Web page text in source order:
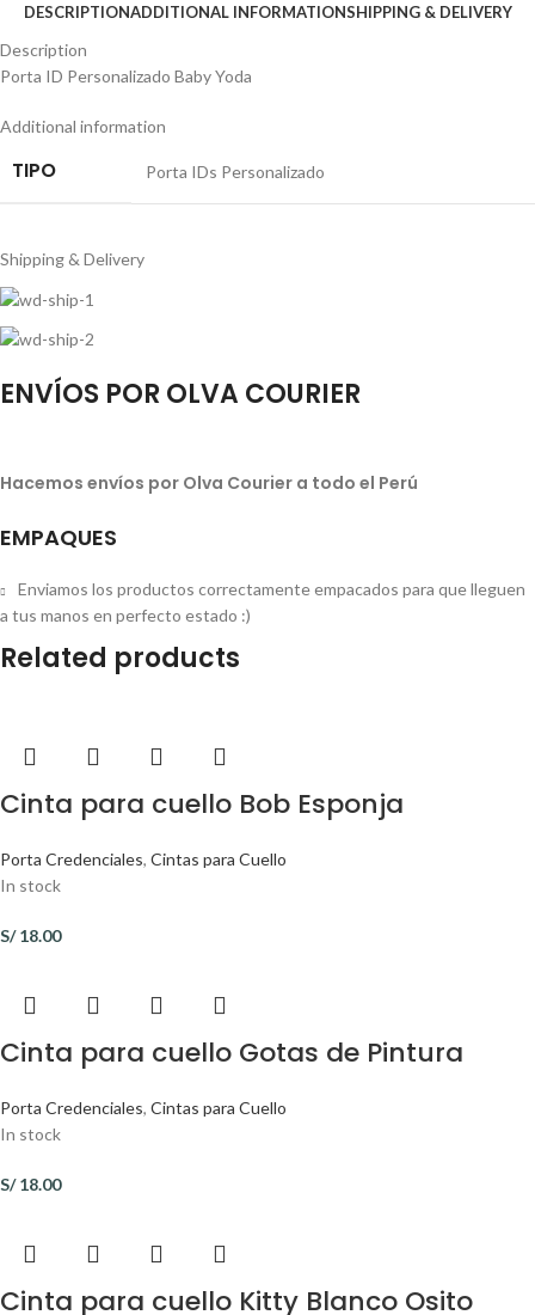
DESCRIPTIONADDITIONAL INFORMATIONSHIPPING & DELIVERY
Description
Porta ID Personalizado Baby Yoda
Additional information
TIPO Porta IDs Personalizado
Shipping & Delivery
ENVÍOS POR OLVA COURIER
Hacemos envíos por Olva Courier a todo el Perú
EMPAQUES
Enviamos los productos correctamente empacados para que lleguen
a tus manos en perfecto estado :)
Related products
Cinta para cuello Bob Esponja
Porta Credenciales, Cintas para Cuello
In stock
S/18.00
Cinta para cuello Gotas de Pintura
Porta Credenciales, Cintas para Cuello
In stock
S/18.00
Cinta para cuello Kitty Blanco Osito